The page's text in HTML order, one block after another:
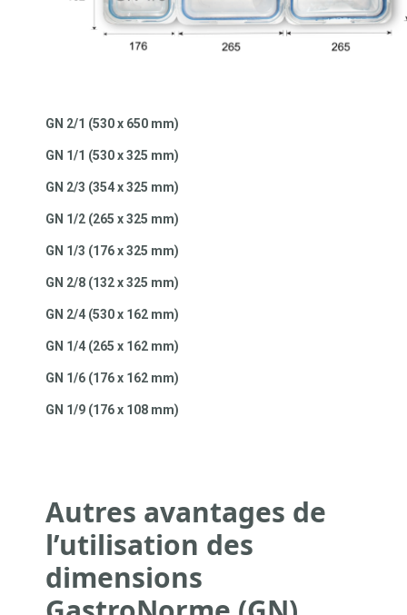
GN 2/1 (530 x 650 mm)
GN 1/1 (530 x 325 mm)
GN 2/3 (354 x 325 mm)
GN 1/2 (265 x 325 mm)
GN 1/3 (176 x 325 mm)
GN 2/8 (132 x 325 mm)
GN 2/4 (530 x 162 mm)
GN 1/4 (265 x 162 mm)
GN 1/6 (176 x 162 mm)
GN 1/9 (176 x 108 mm)
Autres avantages de
l’utilisation des
dimensions